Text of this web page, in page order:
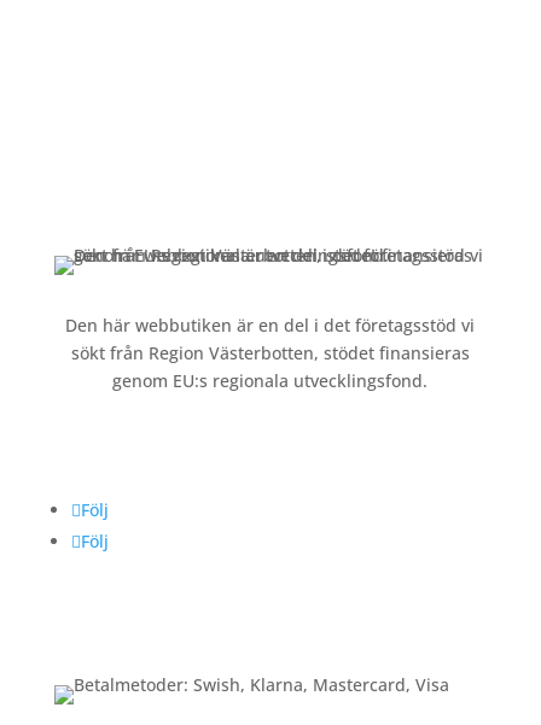
Den här webbutiken är en del i det företagsstöd vi
sökt från Region Västerbotten, stödet finansieras
genom EU:s regionala utvecklingsfond.
Följ
Följ